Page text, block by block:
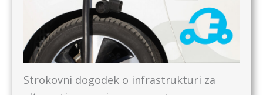
Strokovni dogodek o infrastrukturi za